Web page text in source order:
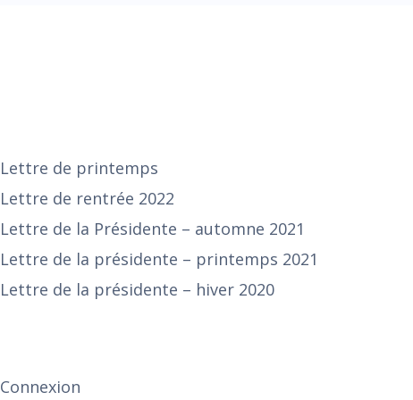
Lettre de printemps
Lettre de rentrée 2022
Lettre de la Présidente – automne 2021
Lettre de la présidente – printemps 2021
Lettre de la présidente – hiver 2020
Connexion